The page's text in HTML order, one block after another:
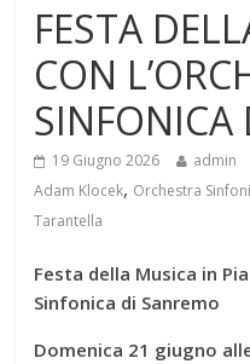
FESTA
CON
SINFONICA
19 Giugno 2026 admin
Adam Klocek, Orchestra
Tarantella
Festa della Musica in
Sinfonica di Sanremo
Domenica 21 giugno